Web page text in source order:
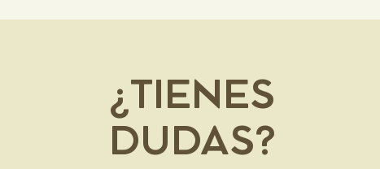
¿TIENES
DUDAS?